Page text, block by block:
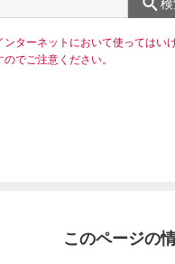
ターネットにおいて使っては
でご注意ください。
このページの